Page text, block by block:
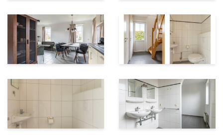
glijbaan. In het zwembad vindt u ook het saunacomplex
waar u tegen betaling gebruik van kunt maken.
Bij restaurant Nuver kunt u terecht voor een hapje en
drankje en vanaf het terras is er een prachtig uitzicht
over de golfbaan van GC Westerwolde. Op het park zijn
voor de kinderen verschillende speeltuinen en er is een
jeu de boules baan.
Helaas is permanente bewoning op deze kavel niet
toegestaan; de woning is uitsluitend te verhuren via